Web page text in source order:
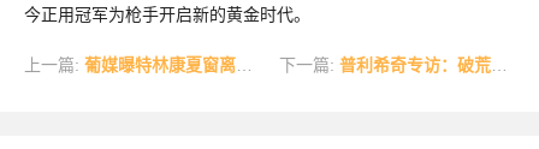
今正用冠军为枪手开启新的黄金时代。
上一篇: 葡媒曝特林康夏窗离队在即 红军大黄蜂争夺葡萄牙全能战士 下一篇:普利希奇专访：破荒后的畅快与世界杯前奏